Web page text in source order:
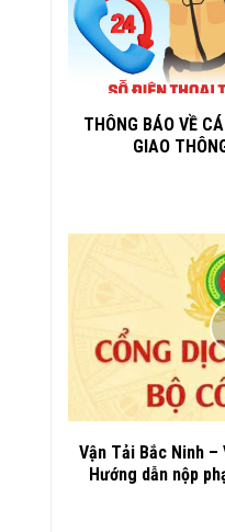
THÔNG BÁO VỀ
GIAO
Vận Tải Bắc Ninh –
Hướng dẫn nộp